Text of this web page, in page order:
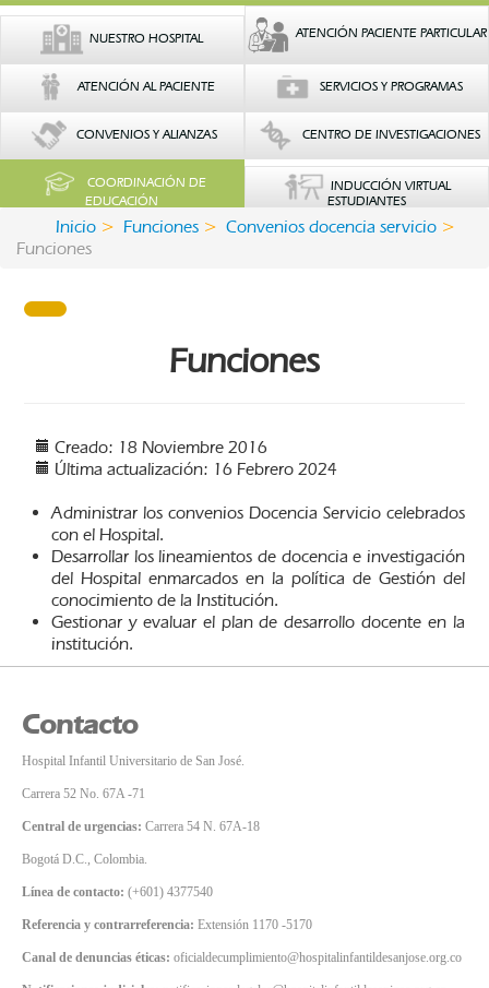
NUESTRO HOSPITAL ATENCIÓN PACIENTE PARTICULAR
ATENCIÓN AL PACIENTE SERVICIOS Y PROGRAMAS
CONVENIOS Y ALIANZAS CENTRO DE INVESTIGACIONES
COORDINACIÓN DE
EDUCACIÓN
INDUCCIÓN VIRTUAL
ESTUDIANTES
Inicio Funciones
Convenios docencia servicio
Funciones
Funciones
Creado: 18 Noviembre 2016
Última actualización: 16 Febrero 2024
Administrar los convenios Docencia Servicio celebrados
con el Hospital.
Desarrollar los lineamientos de docencia e investigación
del Hospital enmarcados en la política de Gestión del
conocimiento de la Institución.
Gestionar y evaluar el plan de desarrollo docente en la
institución.
Contacto
Hospital Infantil Universitario de San José.
Carrera 52 No. 67A -71
Central de urgencias: Carrera 54 N. 67A-18
Bogotá D.C., Colombia.
Línea de contacto: (+601) 4377540
Referencia y contrarreferencia: Extensión 1170 -5170
Canal de denuncias éticas: oficialdecumplimiento@hospitalinfantildesanjose.org.co